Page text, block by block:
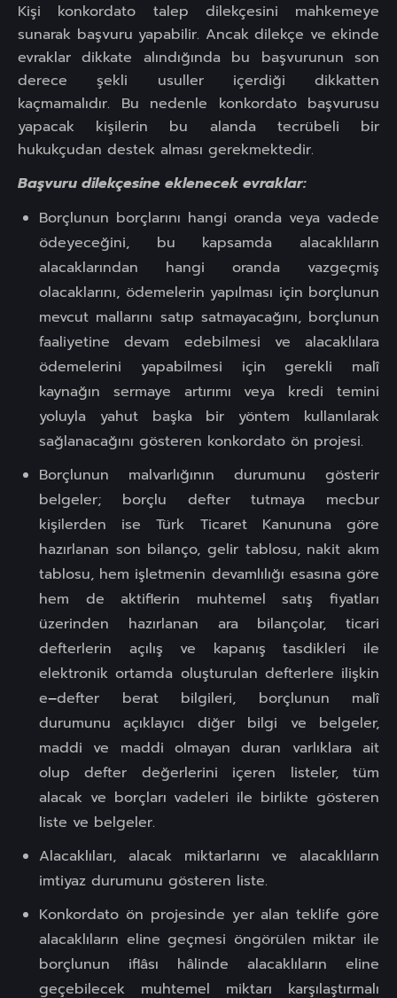
Kişi konkordato talep dilekçesini mahkemeye
sunarak başvuru yapabilir. Ancak dilekçe ve ekinde
evraklar dikkate alındığında bu başvurunun son
derece şekli usuller içerdiği dikkatten
kaçmamalıdır. Bu nedenle konkordato başvurusu
yapacak kişilerin bu alanda tecrübeli bir
hukukçudan destek alması gerekmektedir.
Başvuru dilekçesine eklenecek evraklar:
Borçlunun borçlarını hangi oranda veya vadede
ödeyeceğini, bu kapsamda alacaklıların
alacaklarından hangi oranda vazgeçmiş
olacaklarını, ödemelerin yapılması için borçlunun
mevcut mallarını satıp satmayacağını, borçlunun
faaliyetine devam edebilmesi ve alacaklılara
ödemelerini yapabilmesi için gerekli malî
kaynağın sermaye artırımı veya kredi temini
yoluyla yahut başka bir yöntem kullanılarak
sağlanacağını gösteren konkordato ön projesi.
Borçlunun malvarlığının durumunu gösterir
belgeler; borçlu defter tutmaya mecbur
kişilerden ise Türk Ticaret Kanununa göre
hazırlanan son bilanço, gelir tablosu, nakit akım
tablosu, hem işletmenin devamlılığı esasına göre
hem de aktiflerin muhtemel satış fiyatları
üzerinden hazırlanan ara bilançolar, ticari
defterlerin açılış ve kapanış tasdikleri ile
elektronik ortamda oluşturulan defterlere ilişkin
e–defter berat bilgileri, borçlunun malî
durumunu açıklayıcı diğer bilgi ve belgeler,
maddi ve maddi olmayan duran varlıklara ait
olup defter değerlerini içeren listeler, tüm
alacak ve borçları vadeleri ile birlikte gösteren
liste ve belgeler.
Alacaklıları, alacak miktarlarını ve alacaklıların
imtiyaz durumunu gösteren liste.
Konkordato ön projesinde yer alan teklife göre
alacaklıların eline geçmesi öngörülen miktar ile
borçlunun iflâsı hâlinde alacaklıların eline
geçebilecek muhtemel miktarı karşılaştırmalı